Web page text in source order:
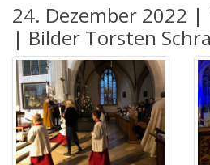
24. Dezember 2022 |
| Bilder Torsten